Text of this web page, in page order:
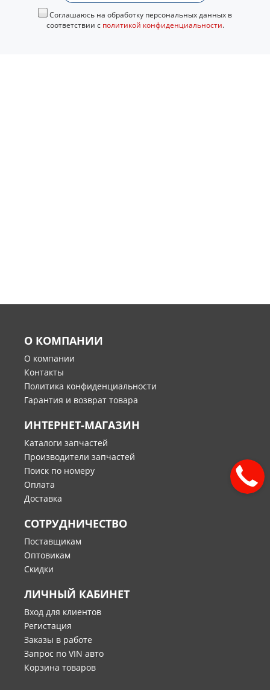
Соглашаюсь на обработку персональных данных в
соответствии с политикой конфиденциальности.
О КОМПАНИИ
О компании
Контакты
Политика конфиденциальности
Гарантия и возврат товара
ИНТЕРНЕТ-МАГАЗИН
Каталоги запчастей
Производители запчастей
Поиск по номеру
Оплата
Доставка
СОТРУДНИЧЕСТВО
Поставщикам
Оптовикам
Скидки
ЛИЧНЫЙ КАБИНЕТ
Вход для клиентов
Регистация
Заказы в работе
Запрос по VIN авто
Корзина товаров